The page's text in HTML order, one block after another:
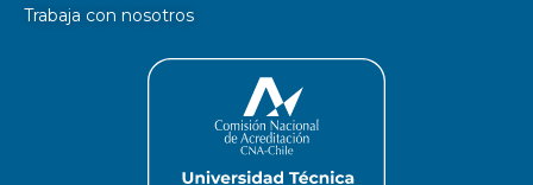
Trabaja con nosotros